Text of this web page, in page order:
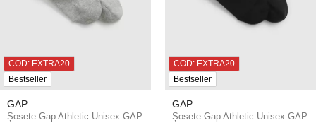
COD: EXTRA20
Bestseller
GAP
Șosete Gap Athletic Unisex GAP
COD: EXTRA20
Bestseller
GAP
Șosete Gap Athletic Unisex GAP